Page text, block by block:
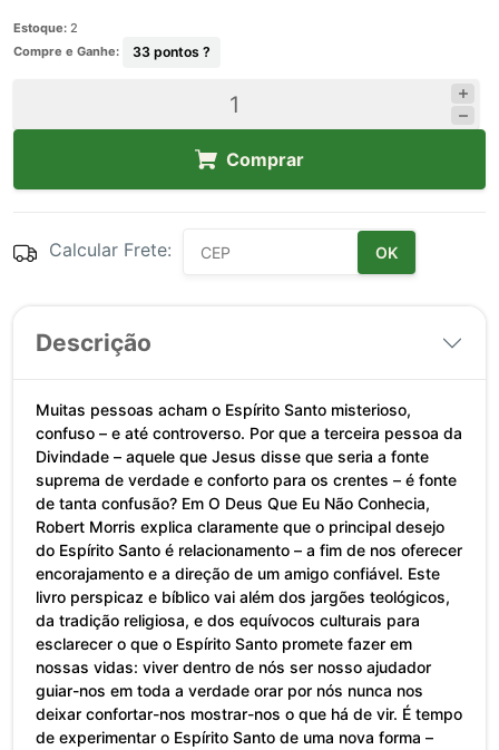
Estoque: 2
Compre e Ganhe:
33 pontos ?
Comprar
Calcular Frete: OK
Descrição
Muitas pessoas acham o Espírito Santo misterioso,
confuso – e até controverso. Por que a terceira pessoa da
Divindade – aquele que Jesus disse que seria a fonte
suprema de verdade e conforto para os crentes – é fonte
de tanta confusão? Em O Deus Que Eu Não Conhecia,
Robert Morris explica claramente que o principal desejo
do Espírito Santo é relacionamento – a fim de nos oferecer
encorajamento e a direção de um amigo confiável. Este
livro perspicaz e bíblico vai além dos jargões teológicos,
da tradição religiosa, e dos equívocos culturais para
esclarecer o que o Espírito Santo promete fazer em
nossas vidas: viver dentro de nós ser nosso ajudador
guiar-nos em toda a verdade orar por nós nunca nos
deixar confortar-nos mostrar-nos o que há de vir. É tempo
de experimentar o Espírito Santo de uma nova forma –